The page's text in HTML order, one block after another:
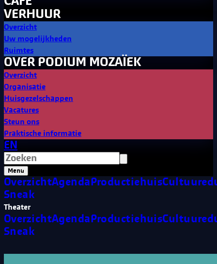
VERHUUR
Overzicht
Uw mogelijkheden
Ruimtes
OVER PODIUM MOZAÏEK
Overzicht
Organisatie
Huisgezelschappen
Vacatures
Steun ons
Praktische informatie
EN
Menu
OverzichtAgendaProductiehuis
Sneak
Theater
OverzichtAgendaProductiehuis
Sneak